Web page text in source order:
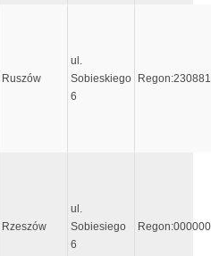
Ruszów
ul.
Sobieskiego
6
Rzeszów
ul.
Sobiesiego
6